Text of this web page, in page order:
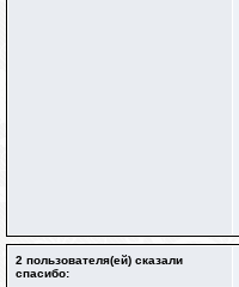
2 пользователя(ей) сказали
cпасибо: